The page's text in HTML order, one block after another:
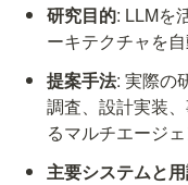
研究目的: LLMを
ーキテクチャを
提案手法: 実際の
調査、設計実装
るマルチエージ
主要システムと